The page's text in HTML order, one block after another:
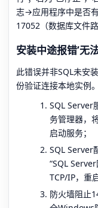
志→应用程序中是否
17052（数据库文件
安装中途报错‘无
此错误并非SQL未安
份验证连接本地实例
SQL Server
务管理器，
启动服务；
SQL Server
“SQL
TCP/IP，重
防火墙阻止